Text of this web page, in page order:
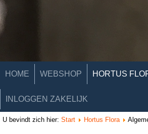
HOME WEBSHOP HORTUS
INLOGGEN ZAKELIJK
U bevindt zich hier: Start Hortus Flora